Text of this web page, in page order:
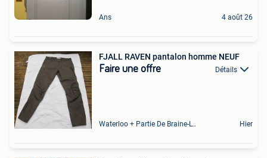
Ans 4 août 26
FJALL RAVEN pantalon homme NEUF
Faire une offre Détails
Waterloo + Partie De Braine-L'Alleud, De Ohain Hier